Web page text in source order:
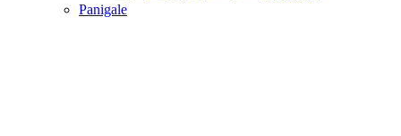
Panigale